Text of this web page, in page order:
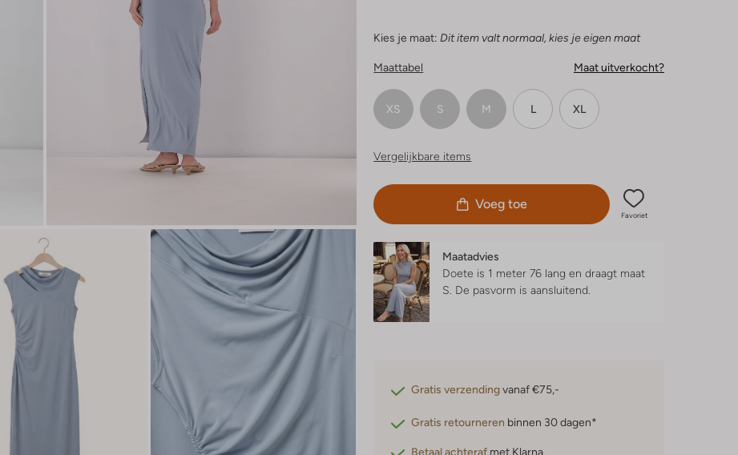
Kies je maat: Dit item valt normaal, kies je eigen maat
Maattabel Maat uitverkocht?
XS S M L XL
Vergelijkbare items
Voeg toe
Favoriet
Maatadvies
Doete is 1 meter 76 lang en draagt maat
S. De pasvorm isaansluitend
Gratis verzendingvanaf €75,-
Gratis retourneren binnen 30 dagen*
Betaal achteraf met Klarna